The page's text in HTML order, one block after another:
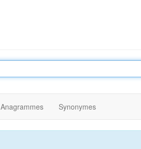
Anagrammes Synonymes